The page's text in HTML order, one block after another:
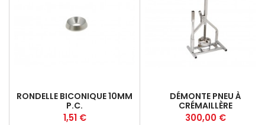
RONDELLE BICONIQUE 10MM
P.C.
Prix
1,51 €
DÉMONTE PNEU À
CRÉMAILLÈRE
Prix
300,00 €